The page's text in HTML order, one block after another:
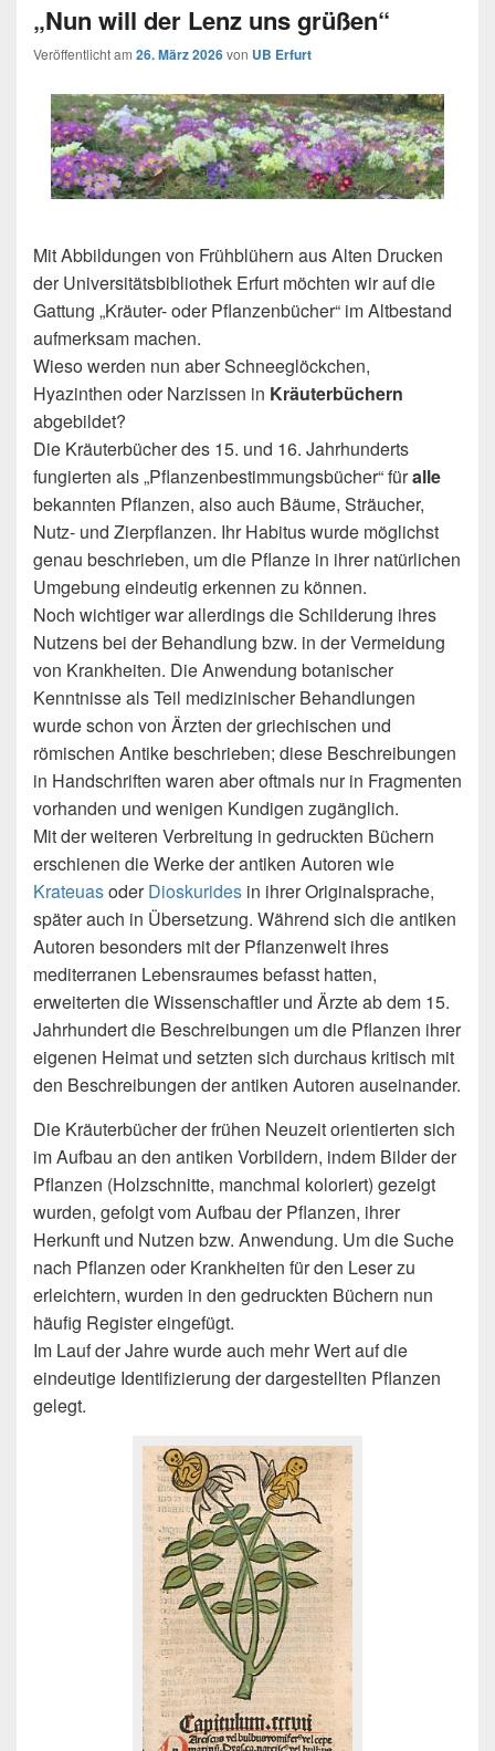
„Nun will der Lenz uns grüßen“
Veröffentlicht am 26. März 2026von UB Erfurt
Mit Abbildungen von Frühblühern aus Alten Drucken
der Universitätsbibliothek Erfurt möchten wir auf die
Gattung „Kräuter- oder Pflanzenbücher“ im Altbestand
aufmerksam machen.
Wieso werden nun aber Schneeglöckchen,
Hyazinthen oder Narzissen in Kräuterbüchern
abgebildet?
Die Kräuterbücher des 15. und 16. Jahrhunderts
fungierten als „Pflanzenbestimmungsbücher“ füralle
bekannten Pflanzen, also auch Bäume, Sträucher,
Nutz- und Zierpflanzen. Ihr Habitus wurde möglichst
genau beschrieben, um die Pflanze in ihrer natürlichen
Umgebung eindeutig erkennen zu können.
Noch wichtiger war allerdings die Schilderung ihres
Nutzens bei der Behandlung bzw. in der Vermeidung
von Krankheiten. Die Anwendung botanischer
Kenntnisse als Teil medizinischer Behandlungen
wurde schon von Ärzten der griechischen und
römischen Antike beschrieben; diese Beschreibungen
in Handschriften waren aber oftmals nur in Fragmenten
vorhanden und wenigen Kundigen zugänglich.
Mit der weiteren Verbreitung in gedruckten Büchern
erschienen die Werke der antiken Autoren wie
KrateuasoderDioskurides in ihrer Originalsprache,
später auch in Übersetzung. Während sich die antiken
Autoren besonders mit der Pflanzenwelt ihres
mediterranen Lebensraumes befasst hatten,
erweiterten die Wissenschaftler und Ärzte ab dem 15.
Jahrhundert die Beschreibungen um die Pflanzen ihrer
eigenen Heimat und setzten sich durchaus kritisch mit
den Beschreibungen der antiken Autoren auseinander.
Die Kräuterbücher der frühen Neuzeit orientierten sich
im Aufbau an den antiken Vorbildern, indem Bilder der
Pflanzen (Holzschnitte, manchmal koloriert) gezeigt
wurden, gefolgt vom Aufbau der Pflanzen, ihrer
Herkunft und Nutzen bzw. Anwendung. Um die Suche
nach Pflanzen oder Krankheiten für den Leser zu
erleichtern, wurden in den gedruckten Büchern nun
häufig Register eingefügt.
Im Lauf der Jahre wurde auch mehr Wert auf die
eindeutige Identifizierung der dargestellten Pflanzen
gelegt.